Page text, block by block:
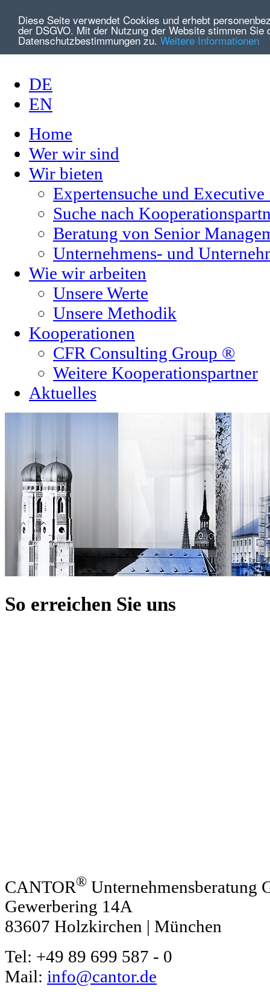
Diese Seite verwendet Cookies und erhebt
der DSGVO. Mit der Nutzung der Website stimmen Sie
Datenschutzbestimmungen zu. Weitere Informationen
DE
EN
Home
Wer wir sind
Wir bieten
Expertensuche und Executive
Suche nach
Beratung von Senior
Unternehmens- und
Wie wir arbeiten
Unsere Werte
Unsere Methodik
Kooperationen
CFR Consulting Group ®
Weitere Kooperationspartner
Aktuelles
So erreichen Sie uns
CANTOR® Unternehmensberatung
Gewerbering 14A
83607 Holzkirchen | München
Tel: +49 89 699 587 - 0
Mail: info@cantor.de